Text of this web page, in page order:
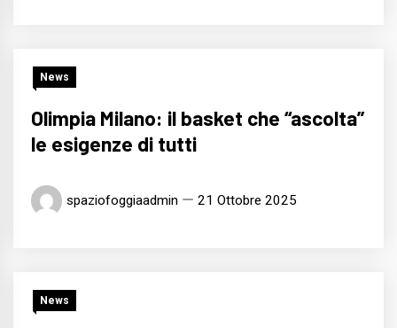
News
Olimpia Milano: il basket che “ascolta”
le esigenze di tutti
spaziofoggiaadmin 21 Ottobre 2025
News